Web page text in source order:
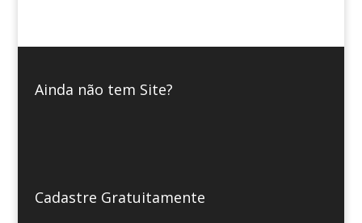
Ainda não tem Site?
Cadastre Gratuitamente